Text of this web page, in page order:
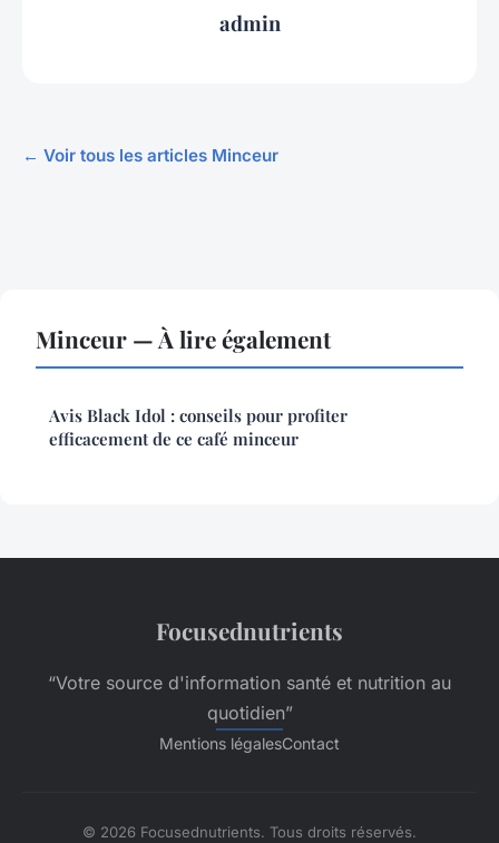
admin
← Voir tous les articles Minceur
Minceur — À lire également
Avis Black Idol : conseils pour profiter
efficacement de ce café minceur
Focusednutrients
“Votre source d'information santé et nutrition au
quotidien”
Mentions légalesContact
© 2026 Focusednutrients. Tous droits réservés.